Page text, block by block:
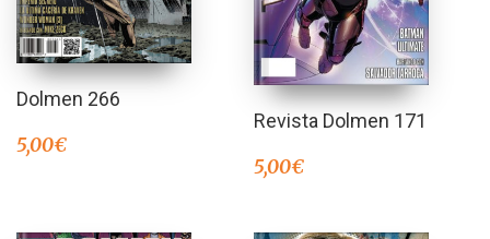
Dolmen 266
5,00€
Revista Dolmen 171
5,00€